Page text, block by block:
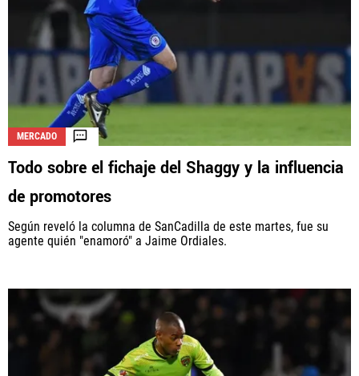
MERCADO
Todo sobre el fichaje del Shaggy y la influencia
de promotores
Según reveló la columna de SanCadilla de este martes, fue su
agente quién "enamoró" a Jaime Ordiales.